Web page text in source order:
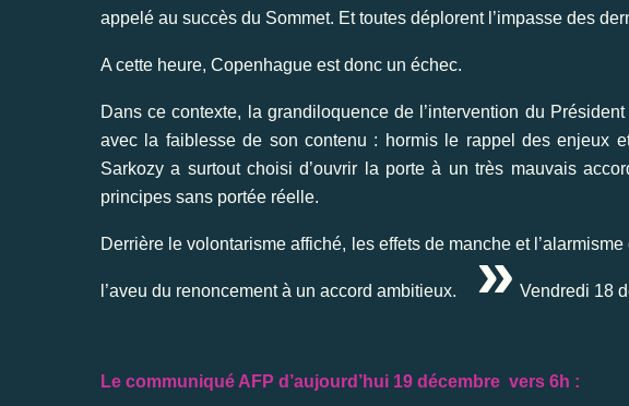
appelé au succès du Sommet. Et toutes déplorent l’impasse des
A cette heure, Copenhague est donc un échec.
Dans ce contexte, la grandiloquence de l’intervention du
avec la faiblesse de son contenu : hormis le rappel des enjeux
Sarkozy a surtout choisi d’ouvrir la porte à un très mauvais
principes sans portée réelle.
Derrière le volontarisme affiché, les effets de manche et
l’aveu du renoncement à un accord ambitieux.» Vendredi 18
Le communiqué AFP d’aujourd’hui 19 décembre vers 6h :